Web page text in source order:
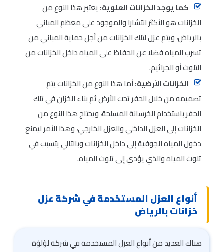
كما يوجد الخزانات العلوية:يعتبر هذا النوع من
الخزانات هو الأكثر انتشارا والموجود على معظم المباني
بالرياض، ويتم عزل لتلك الخزانات من أجل حماية المباني من
تسرب المياه فضلا عن الحفاظ على المياه داخل الخزانات من
التلوث أو الجراثيم.
الخزانات الأرضية:أما هذا النوع من الخزانات يتم
تصميمه من خلال الحفر تحت الأرض ثم بناء الخزان في تلك
الحفر باستخدام الخرسانة المسلحة، ويحتاج هذا النوع من
الخزانات إلى العزل الداخلي والعزل الخارجي، وهذا الأمر ليمنع
دخول المياه الجوفية إلى داخل الخزانات وبالتالي يتسبب في
تلوث المياه والذي يؤدي إلى تلوث المياه.
أنواع العزل المستخدمة في شركة عزل
خزانات بالرياض
هناك العديد من أنواع العزل المستخدمة في شركة لؤلؤة